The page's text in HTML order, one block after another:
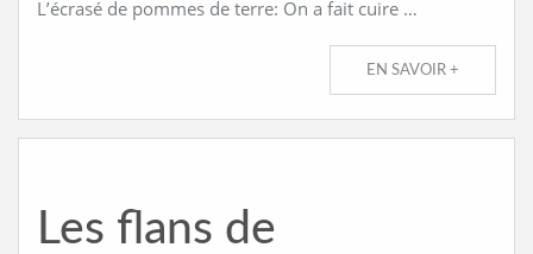
L’écrasé de pommes de terre: On a fait cuire …
EN SAVOIR +
Les flans de